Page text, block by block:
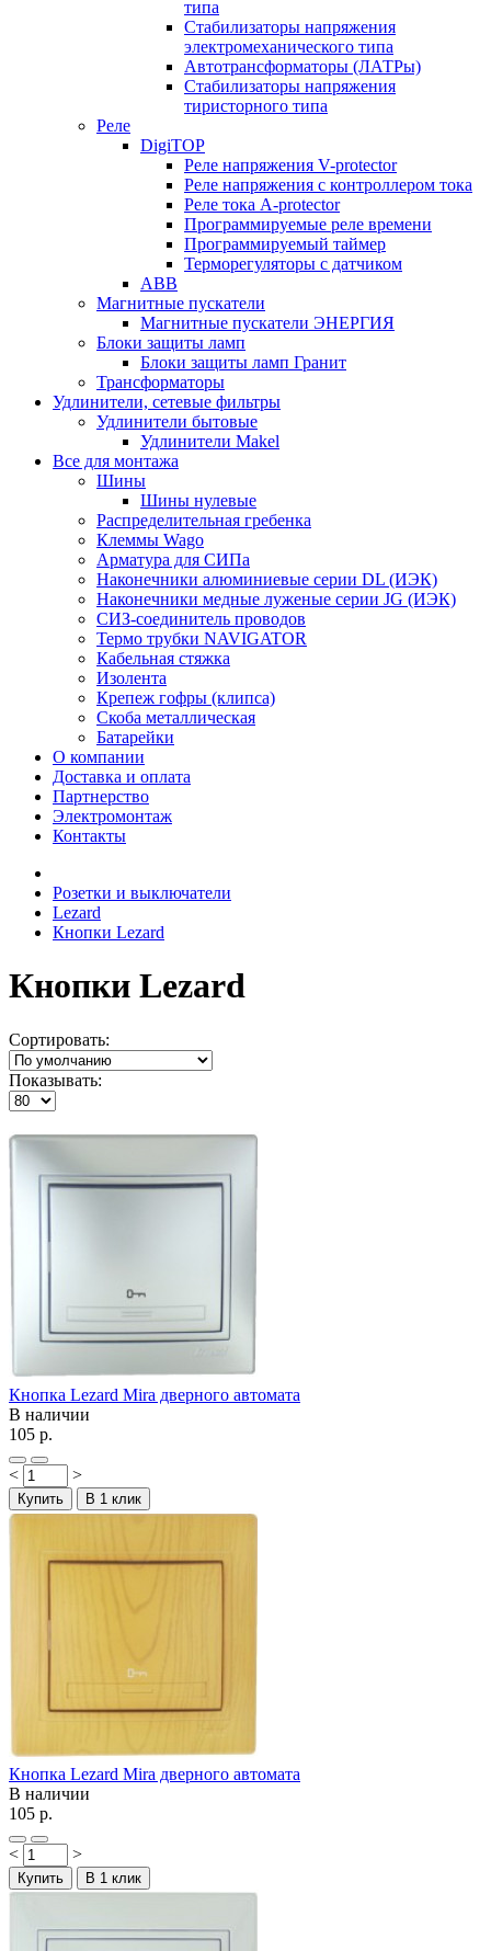
типа
Стабилизаторы напряжения
электромеханического типа
Автотрансформаторы (ЛАТРы)
Стабилизаторы напряжения
тиристорного типа
Реле
DigiTOP
Реле напряжения V-protector
Реле напряжения с контроллером тока
Реле тока A-protector
Программируемые реле времени
Программируемый таймер
Терморегуляторы с датчиком
ABB
Магнитные пускатели
Магнитные пускатели ЭНЕРГИЯ
Блоки защиты ламп
Блоки защиты ламп Гранит
Трансформаторы
Удлинители, сетевые фильтры
Удлинители бытовые
Удлинители Makel
Все для монтажа
Шины
Шины нулевые
Распределительная гребенка
Клеммы Wago
Арматура для СИПа
Наконечники алюминиевые серии DL (ИЭК)
Наконечники медные луженые серии JG (ИЭК)
СИЗ-соединитель проводов
Термо трубки NAVIGATOR
Кабельная стяжка
Изолента
Крепеж гофры (клипса)
Скоба металлическая
Батарейки
О компании
Доставка и оплата
Партнерство
Электромонтаж
Контакты
Розетки и выключатели
Lezard
Кнопки Lezard
Кнопки Lezard
Сортировать:
Показывать:
Кнопка Lezard Mira дверного автомата
В наличии
105 р.
< >
Купить В 1 клик
Кнопка Lezard Mira дверного автомата
В наличии
105 р.
< >
Купить В 1 клик